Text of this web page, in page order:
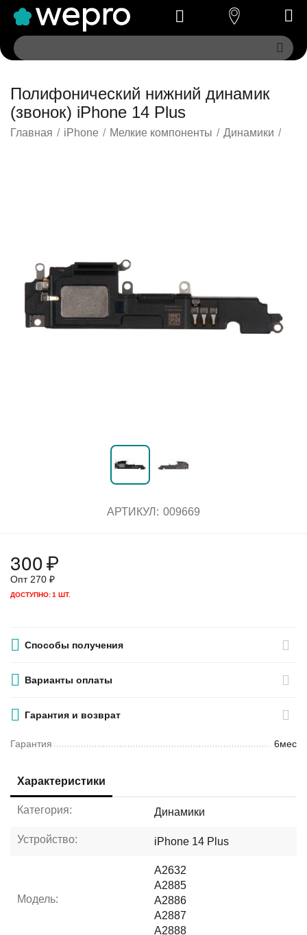
Полифонический нижний динамик
(звонок) iPhone 14 Plus
Главная / iPhone / Мелкие компоненты / Динамики /
АРТИКУЛ: 009669
300₽
Опт 270 ₽
ДОСТУПНО:1 ШТ.
Способы получения
Варианты оплаты
Гарантия и возврат
Гарантия 6мес
Характеристики
Категория: Динамики
Устройство: iPhone 14 Plus
Модель:
A2632
A2885
A2886
A2887
A2888